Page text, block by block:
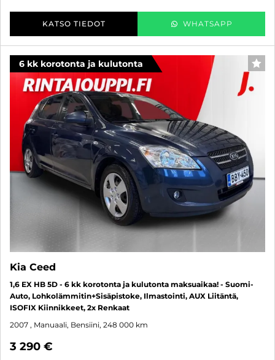
KATSO TIEDOT WHATSAPP
6 kk korotonta ja kulutonta
Kia Ceed
1,6 EX HB 5D - 6 kk korotonta ja kulutonta maksuaikaa! - Suomi-
Auto, Lohkolämmitin+Sisäpistoke, Ilmastointi, AUX Liitäntä,
ISOFIX Kiinnikkeet, 2x Renkaat
2007 , Manuaali, Bensiini, 248 000 km
3 290 €